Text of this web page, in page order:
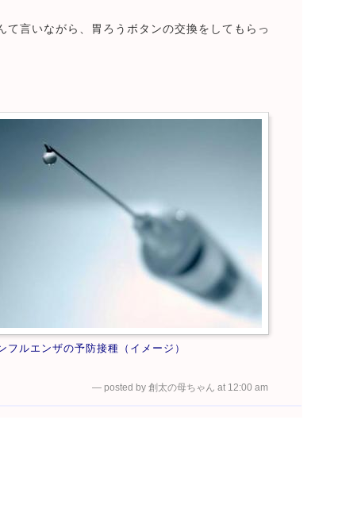
言いながら、胃ろうボタンの交換をしてもらっ
フルエンザの予防接種（イメージ）
— posted by 創太の母ちゃん at 12:00 am